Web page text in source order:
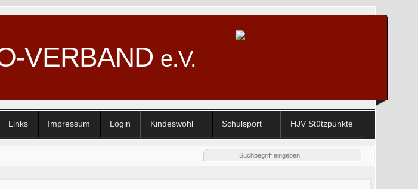
VERBAND e.V.
Links Impressum Login Kindeswohl Schulsport HJV Stützpunkte